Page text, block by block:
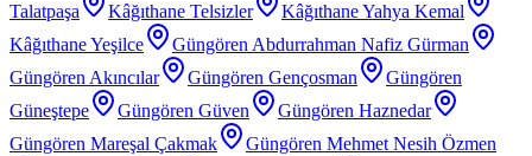
Talatpaşa
Kâğıthane Telsizler
Kâğıthane Yahya Kemal
Kâğıthane Yeşilce
Güngören Abdurrahman Nafiz Gürman
Güngören Akıncılar
Güngören Gençosman
Güngören
Güneştepe
Güngören Güven
Güngören Haznedar
Güngören Mareşal Çakmak
Güngören Mehmet Nesih Özmen